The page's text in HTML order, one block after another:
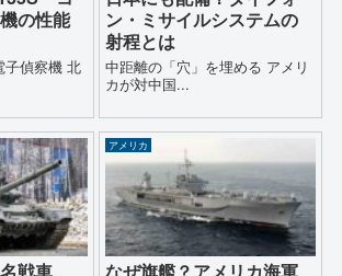
の性能
子偵察機 北
ン・ミサイルシステムの
射程とは
中距離の「穴」を埋める アメリ
カが対中国...
アメリカ